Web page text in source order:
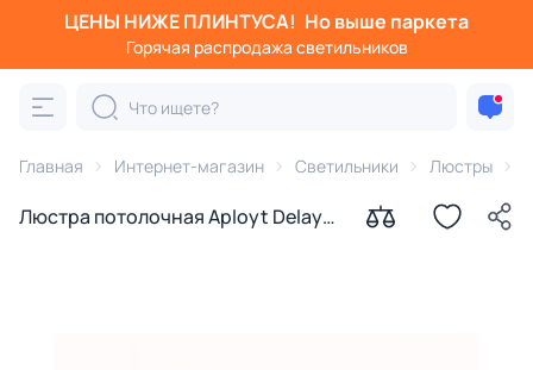
ЦЕНЫ НИЖЕ ПЛИНТУСА! Но выше паркета
Горячая распродажа светильников
Главная Интернет-магазин Светильники Люстры
Люстра потолочная Aployt Delayn